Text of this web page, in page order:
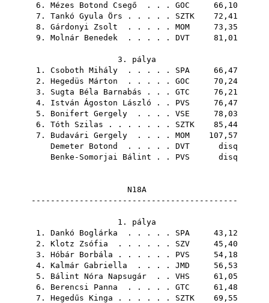
6. Mézes Botond Csegő . . . GOC 66,10
7. Tankó Gyula Örs . . . . . SZTK 72,41
8. Gárdonyi Zsolt . . . . . MOM 73,35
9. Molnár Benedek . . . . . DVT 81,01
3. pálya
1. Csoboth Mihály . . . . . SPA 66,47
2. Hegedüs Márton . . . . . GOC 70,24
3. Sugta Béla Barnabás . . . GTC 76,21
4. István Ágoston László . . PVS 76,47
5. Bonifert Gergely . . . . VSE 78,03
6. Tóth Szilas . . . . . . . SZTK 85,44
7. Budavári Gergely . . . . MOM 107,57
Demeter Botond
. . . . . DVT disq
Benke-Somorjai Bálint . . PVS disq
N18A
-------------------------------------------
1. pálya
1. Dankó Boglárka . . . . . SPA 43,12
2. Klotz Zsófia . . . . . . SZV 45,40
3. Hóbár Borbála . . . . . . PVS 54,18
4. Kalmár Gabriella . . . . JMD 56,53
5. Bálint Nóra Napsugár . . VHS 61,05
6. Berencsi Panna . . . . . GTC 61,48
7. Hegedűs Kinga . . . . . . SZTK 69,55